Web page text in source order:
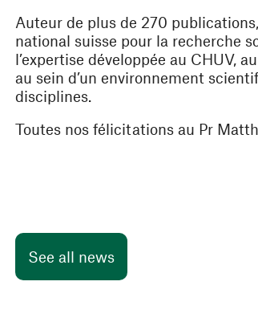
Auteur de plus de 270
national suisse pour la recherche
l’expertise développée au CHUV,
au sein d’un environnement
disciplines.
Toutes nos félicitations au Pr
See all news